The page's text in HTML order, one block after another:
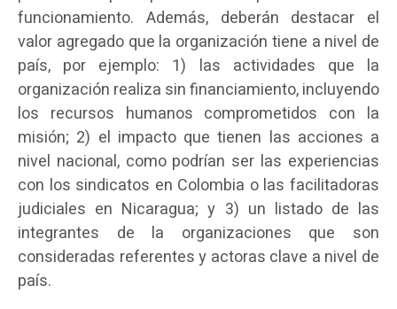
funcionamiento. Además, deberán destacar el
valor agregado que la organización tiene a nivel de
país, por ejemplo: 1) las actividades que la
organización realiza sin financiamiento, incluyendo
los recursos humanos comprometidos con la
misión; 2) el impacto que tienen las acciones a
nivel nacional, como podrían ser las experiencias
con los sindicatos en Colombia o las facilitadoras
judiciales en Nicaragua; y 3) un listado de las
integrantes de la organizaciones que son
consideradas referentes y actoras clave a nivel de
país.